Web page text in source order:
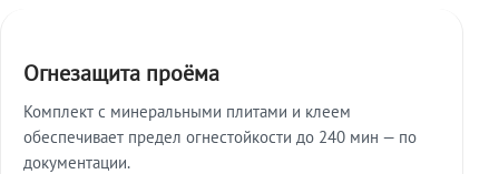
Огнезащита проёма
Комплект с минеральными плитами и клеем
обеспечивает предел огнестойкости до 240 мин — по
документации.